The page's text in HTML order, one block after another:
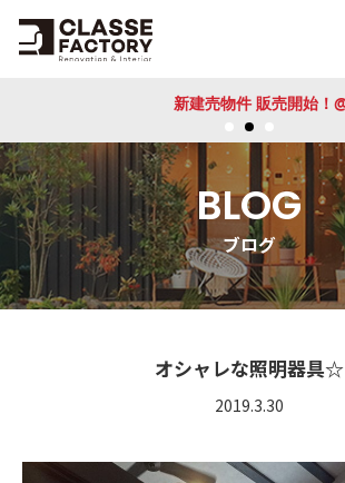
新建売物件 販売開始！@城陽
BLOG
ブログ
オシャレな照明器具☆
2019.3.30